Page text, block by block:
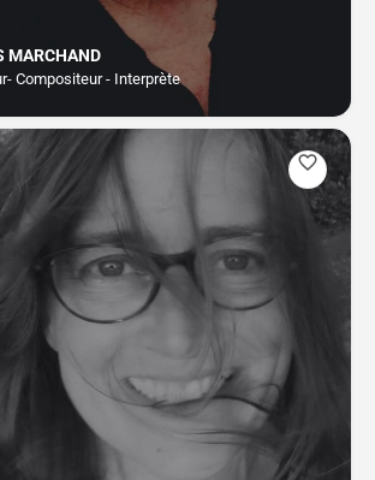
MARCHAND
Compositeur - Interprète